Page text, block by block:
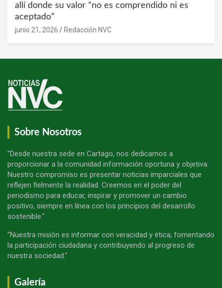
allí donde su valor “no es comprendido ni es
aceptado”
junio 21, 2026 Redacción NVC
Sobre Nosotros
"Desde nuestra sede en Cartago, nos dedicamos a
proporcionar a la comunidad información oportuna y objetiva.
Nuestro compromiso es presentar noticias imparciales que
reflejen fielmente la realidad. Creemos en el poder del
periodismo para educar, inspirar y promover un cambio
positivo, siempre en línea con los principios del desarrollo
sostenible."
"Nuestra misión es informar con veracidad y ética, fomentando
la participación ciudadana y contribuyendo al progreso de
nuestra sociedad."
Galería